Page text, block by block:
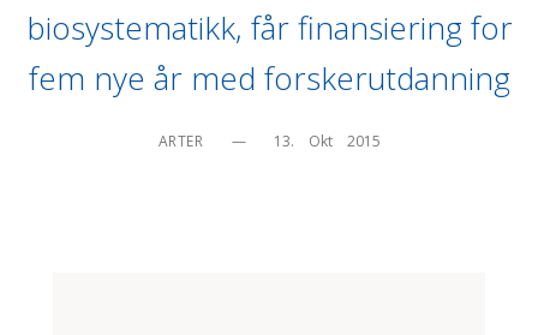
biosystematikk, får finansiering for
fem nye år med forskerutdanning
ARTER — 13.    Okt    2015